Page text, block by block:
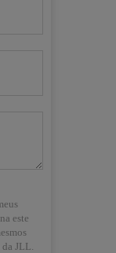
este
JLL.